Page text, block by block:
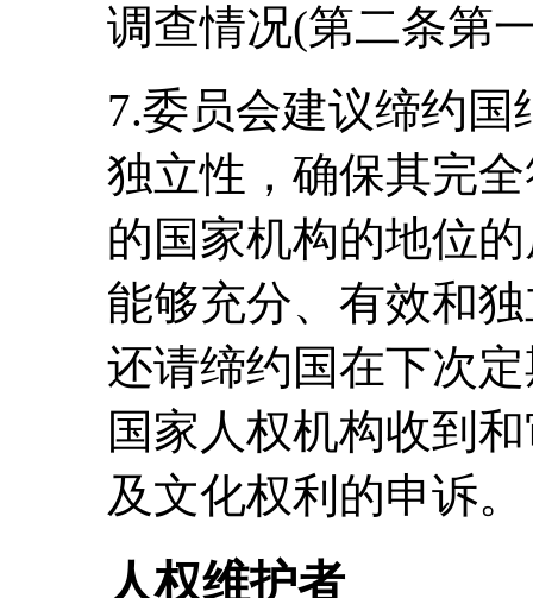
调查情况(第二条第
7.委员会建议缔约
独立性，确保其完
的国家机构的地位
能够充分、有效和
还请缔约国在下次
国家人权机构收到
及文化权利的申诉。
人权维护者